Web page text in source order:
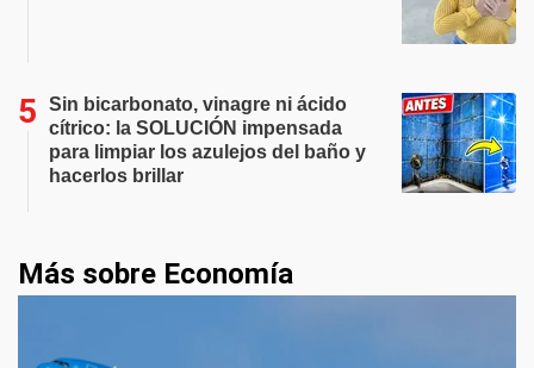
Sin bicarbonato, vinagre ni ácido
cítrico: la SOLUCIÓN impensada
para limpiar los azulejos del baño y
hacerlos brillar
Más sobre Economía